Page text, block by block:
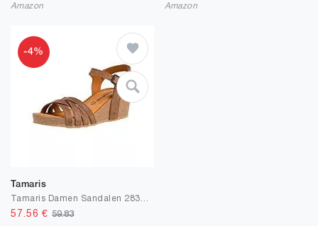
Amazon Amazon
-4%
Tamaris
57.56 €59.83